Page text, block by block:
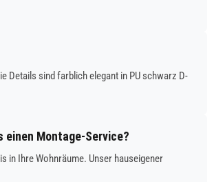
Details sind farblich elegant in PU schwarz D-
Montage-Service?
in Ihre Wohnräume. Unser hauseigener